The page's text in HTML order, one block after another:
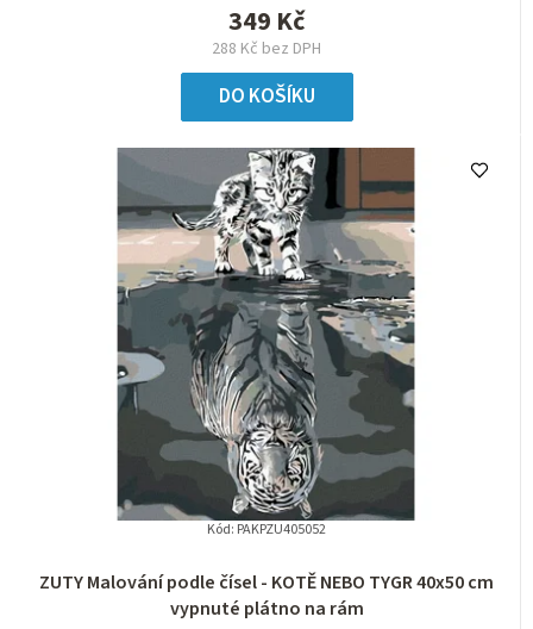
288 Kč bez DPH
349 Kč
DO KOŠÍKU
ZUTY Malování podle čísel - KOTĚ NEBO TYGR 40x50 cm
vypnuté plátno na rám
Kód: PAKPZU405052